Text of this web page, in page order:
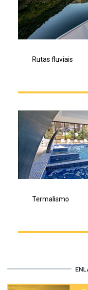
Rutas fluviais
Termalismo